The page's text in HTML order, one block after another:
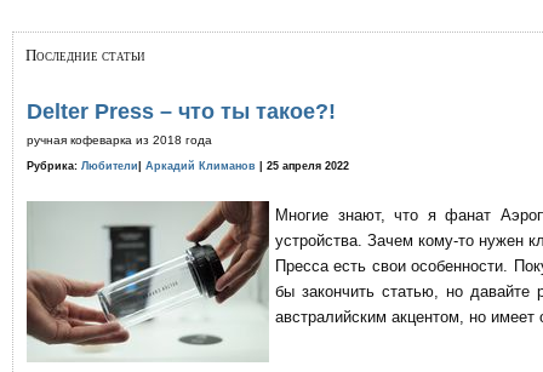
Последние статьи
Delter Press – что ты такое?!
ручная кофеварка из 2018 года
Рубрика: Любители Аркадий Климанов | 25 апреля 2022
Многие знают, что я фанат
устройства. Зачем кому-то нужен
Пресса есть свои особенности.
бы закончить статью, но давайте
австралийским акцентом, но имеет